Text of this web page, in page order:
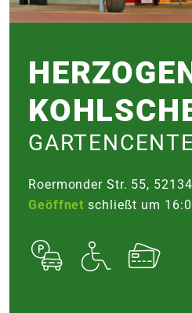
Roermonder Str. 55,
Geöffnetschließt um